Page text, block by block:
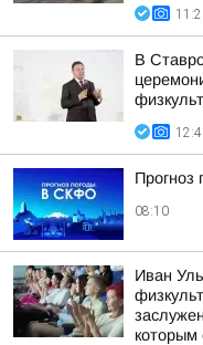
В
Прогноз
08:10
Иван
которым